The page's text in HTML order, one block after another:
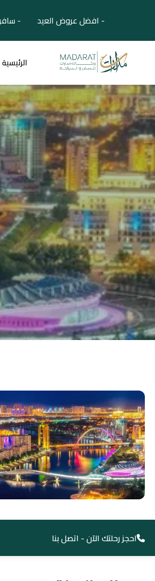
- افضل عروض العيد - سافر
الرئيسية
احجز رحلتك الآن - اتصل بنا